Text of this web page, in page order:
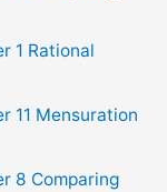
1 Rational
11 Mensuration
8 Comparing